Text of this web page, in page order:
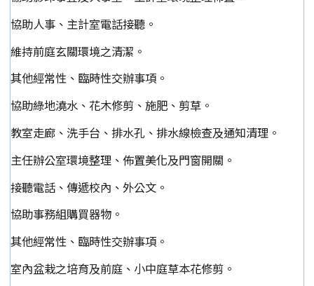
協助人事、主計室電話接聽。
維持前庭玄關環境之清潔。
其他經常性、臨時性交辦事項。
協助綠地澆水、花木修剪、施肥、剪草。
教室走廊、洗手台、排水孔、排水線檢查及通知清理。
主任辦公室環境整理、佈置美化及門窗開關。
接聽電話、傳遞校內、外公文。
協助事務組購買器物。
其他經常性、臨時性交辦事項。
室內盆栽之培育及前庭、小中庭草本花修剪。